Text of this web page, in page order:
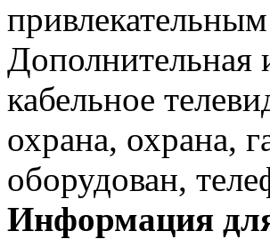
Дополнительная
кабельное
охрана, охрана,
оборудован,
Информация